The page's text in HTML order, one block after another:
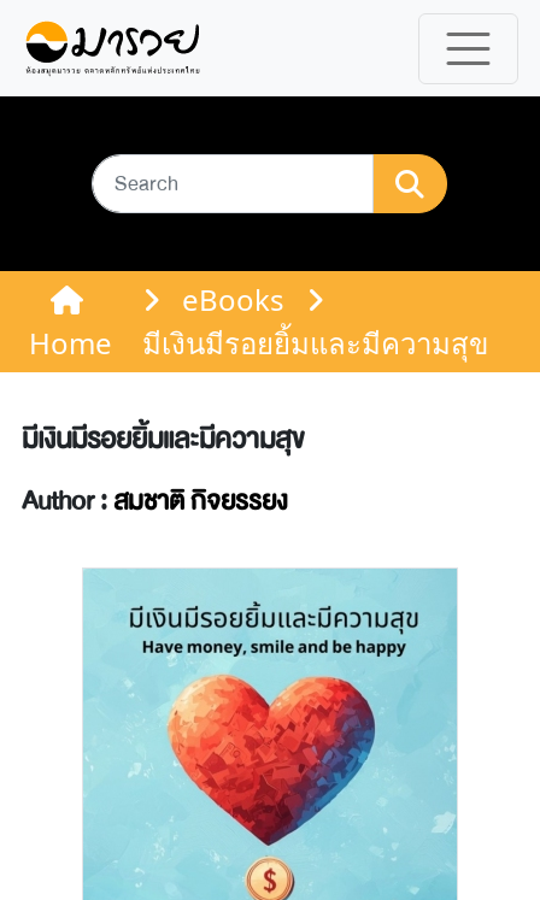
Home
eBooks
มีเงินมีรอยยิ้มและมีความสุข
มีเงินมีรอยยิ้มและมีความสุข
Author :สมชาติ กิจยรรยง